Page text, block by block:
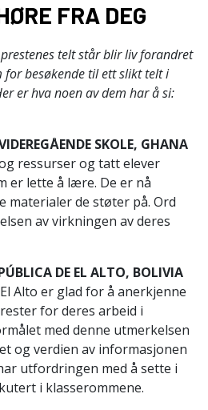
FRA DEG
telt står blir liv forandret
for besøkende til ett slikt telt i
er hva noen av dem har å si:
SKOLE, GHANA
ressurser og tatt elever
er lette å lære. De er nå
materialer de støter på. Ord
av virkningen av deres
DE EL ALTO, BOLIVIA
Alto er glad for å anerkjenne
for deres arbeid i
med denne utmerkelsen
og verdien av informasjonen
utfordringen med å sette i
i klasserommene.